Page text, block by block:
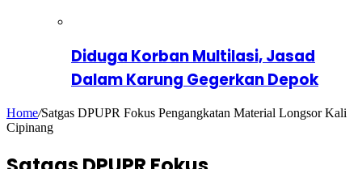
Diduga Korban Multilasi, Jasad
Dalam Karung Gegerkan Depok
Home/Satgas DPUPR Fokus Pengangkatan Material Longsor Kali
Cipinang